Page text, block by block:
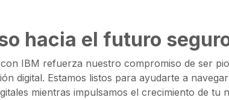
hacia el futuro
con IBM refuerza nuestro compromiso de ser
digital. Estamos listos para ayudarte a
mientras impulsamos el crecimiento de tu